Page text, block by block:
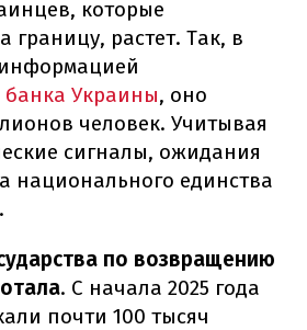
которые
границу, растет. Так, в
информацией
Украины, оно
человек. Учитывая
сигналы, ожидания
национального единства
по возвращению
. С начала 2025 года
почти 100 тысяч